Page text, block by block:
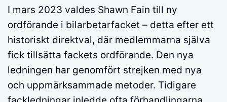
I mars 2023 valdes Shawn Fain till ny
ordförande i bilarbetarfacket – detta efter ett
historiskt direktval, där medlemmarna själva
fick tillsätta fackets ordförande. Den nya
ledningen har genomfört strejken med nya
och uppmärksammade metoder. Tidigare